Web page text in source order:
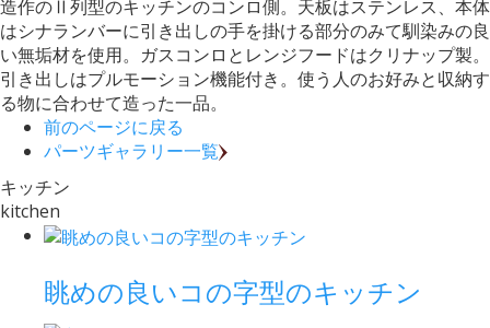
造作のⅡ列型のキッチンのコンロ側。天板はステンレス、本体
はシナランバーに引き出しの手を掛ける部分のみて馴染みの良
い無垢材を使用。ガスコンロとレンジフードはクリナップ製。
引き出しはプルモーション機能付き。使う人のお好みと収納す
る物に合わせて造った一品。
前のページに戻る
パーツギャラリー一覧
キッチン
kitchen
眺めの良いコの字型のキッチン